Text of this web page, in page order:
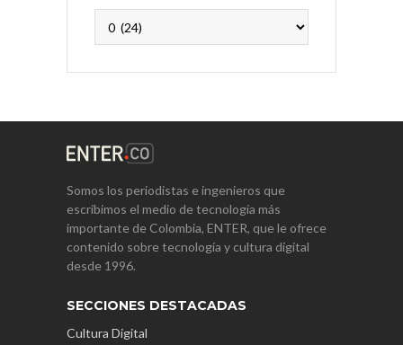
Somos los periodistas e ingenieros que
escribimos el medio de tecnología más
importante de Colombia, ENTER, que le ofrece
contenido sobre tecnología y cultura digital
desde 1996.
SECCIONES DESTACADAS
Cultura Digital